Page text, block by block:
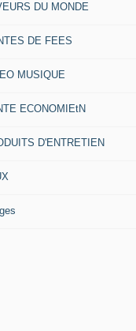
DU MONDE
DE FEES
MUSIQUE
ECONOMIEtN
D'ENTRETIEN